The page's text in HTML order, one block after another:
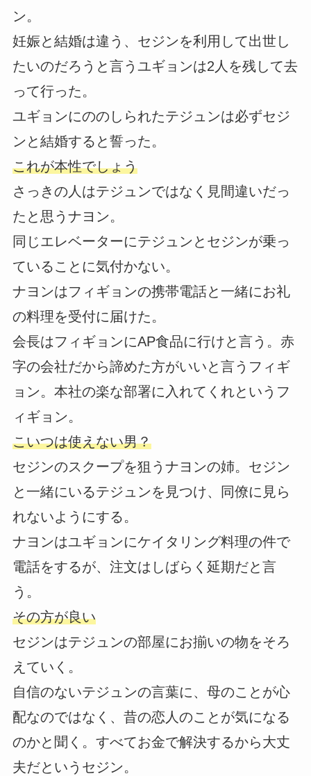
ン。
妊娠と結婚は違う、セジンを利用して出世し
たいのだろうと言うユギョンは2人を残して去
って行った。
ユギョンにののしられたテジュンは必ずセジ
ンと結婚すると誓った。
これが本性でしょう
さっきの人はテジュンではなく見間違いだっ
たと思うナヨン。
同じエレベーターにテジュンとセジンが乗っ
ていることに気付かない。
ナヨンはフィギョンの携帯電話と一緒にお礼
の料理を受付に届けた。
会長はフィギョンにAP食品に行けと言う。赤
字の会社だから諦めた方がいいと言うフィギ
ョン。本社の楽な部署に入れてくれというフ
ィギョン。
こいつは使えない男？
セジンのスクープを狙うナヨンの姉。セジン
と一緒にいるテジュンを見つけ、同僚に見ら
れないようにする。
ナヨンはユギョンにケイタリング料理の件で
電話をするが、注文はしばらく延期だと言
う。
その方が良い
セジンはテジュンの部屋にお揃いの物をそろ
えていく。
自信のないテジュンの言葉に、母のことが心
配なのではなく、昔の恋人のことが気になる
のかと聞く。すべてお金で解決するから大丈
夫だというセジン。